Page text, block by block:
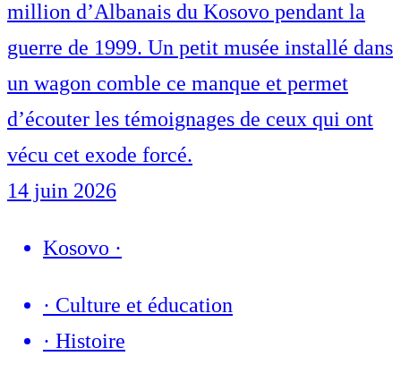
million d’Albanais du Kosovo pendant la
guerre de 1999. Un petit musée installé dans
un wagon comble ce manque et permet
d’écouter les témoignages de ceux qui ont
vécu cet exode forcé.
14 juin 2026
Kosovo ·
· Culture et éducation
· Histoire